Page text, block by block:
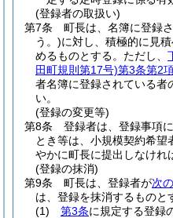
(登録者の取扱い)
第7条
町長は、名簿に登録
う。)に対し、積極的に見
めるものとする。 ただし、
田町規則第17号)第3条第2
者名簿に登録されている者
い。
(登録の変更等)
第8条
登録者は、登録事項
とき等は、小規模契約希望
やかに町長に提出しなけれ
(登録の抹消)
第9条
町長は、登録者が次
は、登録を抹消するものと
(1)
第3条に規定する登録